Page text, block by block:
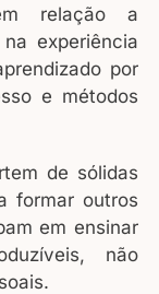
relação a
experiência
por
e métodos
de sólidas
formar outros
em ensinar
não